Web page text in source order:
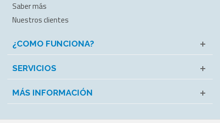
Saber más
Nuestros clientes
¿COMO FUNCIONA?
SERVICIOS
MÁS INFORMACIÓN